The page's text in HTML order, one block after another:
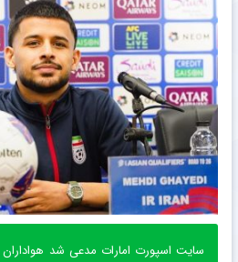
سایت اسپورت امارات مدعی شد هواداران